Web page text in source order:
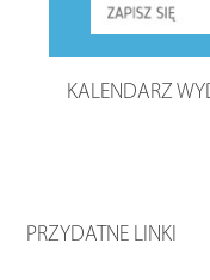
KALENDARZ
PRZYDATNE LINKI